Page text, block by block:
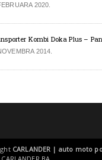
2020.
Kombi Doka Plus –
2014.
CARLANDER | auto moto